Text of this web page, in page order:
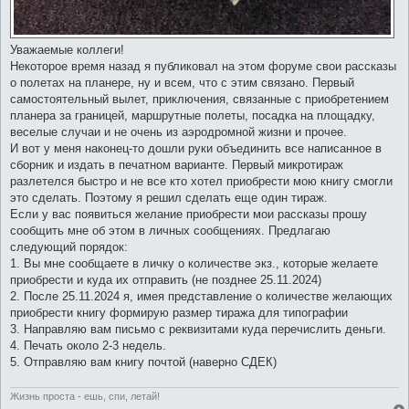
Уважаемые коллеги!
Некоторое время назад я публиковал на этом форуме свои рассказы
о полетах на планере, ну и всем, что с этим связано. Первый
самостоятельный вылет, приключения, связанные с приобретением
планера за границей, маршрутные полеты, посадка на площадку,
веселые случаи и не очень из аэродромной жизни и прочее.
И вот у меня наконец-то дошли руки объединить все написанное в
сборник и издать в печатном варианте. Первый микротираж
разлетелся быстро и не все кто хотел приобрести мою книгу смогли
это сделать. Поэтому я решил сделать еще один тираж.
Если у вас появиться желание приобрести мои рассказы прошу
сообщить мне об этом в личных сообщениях. Предлагаю
следующий порядок:
1. Вы мне сообщаете в личку о количестве экз., которые желаете
приобрести и куда их отправить (не позднее 25.11.2024)
2. После 25.11.2024 я, имея представление о количестве желающих
приобрести книгу формирую размер тиража для типографии
3. Направляю вам письмо с реквизитами куда перечислить деньги.
4. Печать около 2-3 недель.
5. Отправляю вам книгу почтой (наверно СДЕК)
Жизнь проста - ешь, спи, летай!